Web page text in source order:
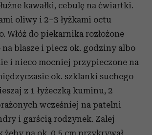
kawałki, cebulę na ćwiartki.
oliwy i 2–3 łyżkami octu
Włóż do piekarnika rozłożone
blasze i piecz ok. godziny albo
i nieco mocniej przypieczone na
ok. szklanki suchego
z 1 łyżeczką kuminu, 2
wcześniej na patelni
i garścią rodzynek. Zalej
na ok. 0,5 cm przykrywał